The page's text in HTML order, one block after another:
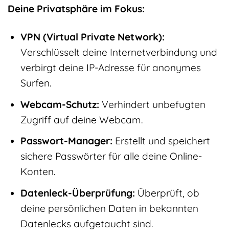
Deine Privatsphäre im Fokus:
VPN (Virtual Private Network):
Verschlüsselt deine Internetverbindung und
verbirgt deine IP-Adresse für anonymes
Surfen.
Webcam-Schutz: Verhindert unbefugten
Zugriff auf deine Webcam.
Passwort-Manager: Erstellt und speichert
sichere Passwörter für alle deine Online-
Konten.
Datenleck-Überprüfung: Überprüft, ob
deine persönlichen Daten in bekannten
Datenlecks aufgetaucht sind.